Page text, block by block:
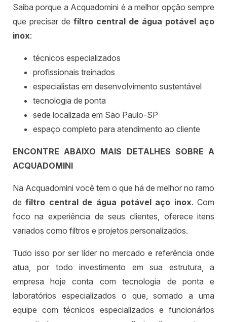
Saiba porque a Acquadomini é a melhor opção sempre
que precisar de filtro central de água potável aço
inox:
técnicos especializados
profissionais treinados
especialistas em desenvolvimento sustentável
tecnologia de ponta
sede localizada em São Paulo-SP
espaço completo para atendimento ao cliente
ENCONTRE ABAIXO MAIS DETALHES SOBRE A
ACQUADOMINI
Na Acquadomini você tem o que há de melhor no ramo
defiltro central de água potável aço inox. Com
foco na experiência de seus clientes, oferece itens
variados como filtros e projetos personalizados.
Tudo isso por ser líder no mercado e referência onde
atua, por todo investimento em sua estrutura, a
empresa hoje conta com tecnologia de ponta e
laboratórios especializados o que, somado a uma
equipe com técnicos especializados e funcionários